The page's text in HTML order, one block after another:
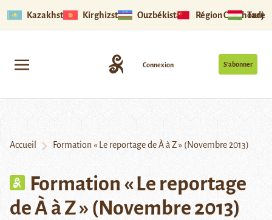
Kazakhstan Kirghizstan Ouzbékistan Région Ouïghoure
S’abonner
Connexion
Accueil Formation « Le reportage de À à Z » (Novembre 2013)
Formation « Le reportage
de À à Z » (Novembre 2013)